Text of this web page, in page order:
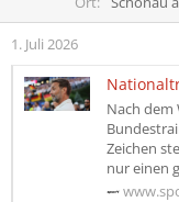
n
1. Juli 2026
Nach dem
Zeichen
nur einen